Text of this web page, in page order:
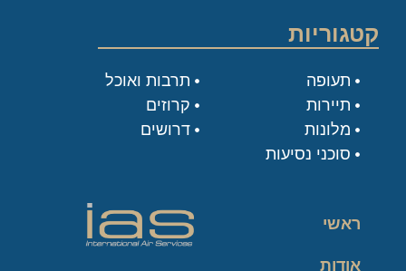
קטגוריות
תעופה
תיירות
מלונות
סוכני נסיעות
תרבות ואוכל
קרוזים
דרושים
ראשי
אודות